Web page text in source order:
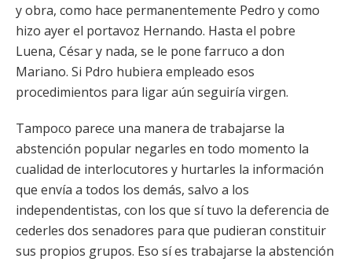
y obra, como hace permanentemente Pedro y como
hizo ayer el portavoz Hernando. Hasta el pobre
Luena, César y nada, se le pone farruco a don
Mariano. Si Pdro hubiera empleado esos
procedimientos para ligar aún seguiría virgen.
Tampoco parece una manera de trabajarse la
abstención popular negarles en todo momento la
cualidad de interlocutores y hurtarles la información
que envía a todos los demás, salvo a los
independentistas, con los que sí tuvo la deferencia de
cederles dos senadores para que pudieran constituir
sus propios grupos. Eso sí es trabajarse la abstención